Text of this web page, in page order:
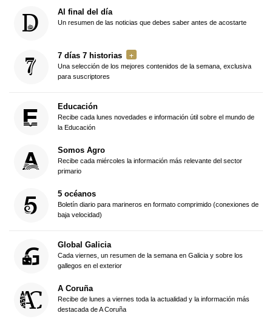
Al final del día
Un resumen de las noticias que debes saber antes de acostarte
7 días 7 historias
Una selección de los mejores contenidos de la semana, exclusiva
para suscriptores
Educación
Recibe cada lunes novedades e información útil sobre el mundo de
la Educación
Somos Agro
Recibe cada miércoles la información más relevante del sector
primario
5 océanos
Boletín diario para marineros en formato comprimido (conexiones de
baja velocidad)
Global Galicia
Cada viernes, un resumen de la semana en Galicia y sobre los
gallegos en el exterior
A Coruña
Recibe de lunes a viernes toda la actualidad y la información más
destacada de A Coruña